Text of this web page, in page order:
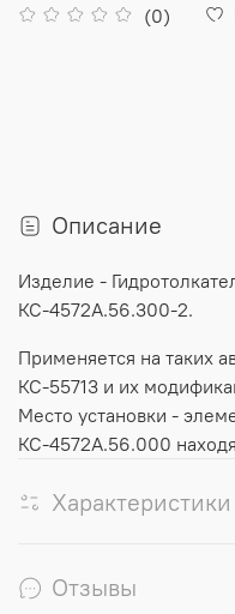
(0)
Описание
Изделие -
КС-4572А.56.300-2.
Применяется на таких
КС-55713 и их
Место установки -
КС-4572А.56.000
Характеристики
Отзывы